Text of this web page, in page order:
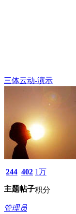
三体云动-演示
244
主题
402
帖子
1万
积分
管理员